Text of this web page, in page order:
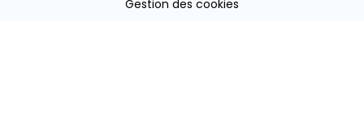
Gestion des cookies